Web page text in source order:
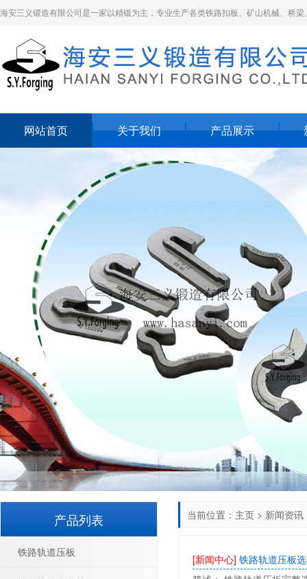
海安三义锻造有限公司是一家以精锻为主，专业生产各类铁路扣板、矿山机械、桥
网站首页 关于我们 产品展示
当前位置： 主页 > 新闻资讯
[新闻中心] 铁路轨道压板
产品列表
铁路轨道压板